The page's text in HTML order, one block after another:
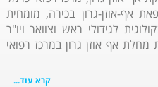
אף-אוזן-גרון בכירה, מומחית
לגידולי ראש וצוואר ויו"ר
מחלת אף אוזן גרון במרכז רפואי
קרא עוד...